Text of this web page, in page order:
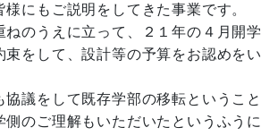
様にもご説明をしてきた事業です。
のうえに立って、２１年の４月開学
束をして、設計等の予算をお認めをい
議をして既存学部の移転ということ
側のご理解もいただいたというふうに